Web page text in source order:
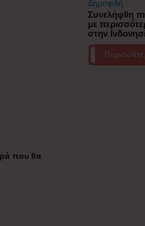
που θα
Δημοφιλή
Συνελήφθη
με
στην